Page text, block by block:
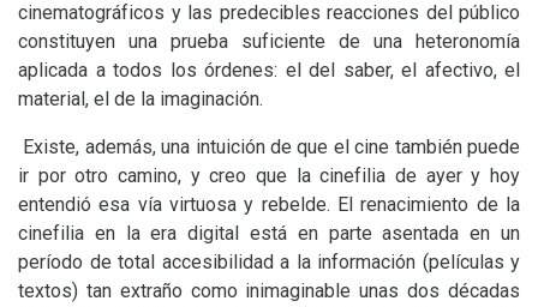
cinematográficos y las predecibles reacciones del público
constituyen una prueba suficiente de una heteronomía
aplicada a todos los órdenes: el del saber, el afectivo, el
material, el de la imaginación.
Existe, además, una intuición de que el cine también puede
ir por otro camino, y creo que la cinefilia de ayer y hoy
entendió esa vía virtuosa y rebelde. El renacimiento de la
cinefilia en la era digital está en parte asentada en un
período de total accesibilidad a la información (películas y
textos) tan extraño como inimaginable unas dos décadas